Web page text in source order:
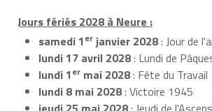
Jours fériés 2028 à Neure :
samedi 1er janvier 2028: Jour de
lundi 17 avril 2028: Lundi de
lundi 1er mai 2028: Fête du Travail
lundi 8 mai 2028: Victoire 1945